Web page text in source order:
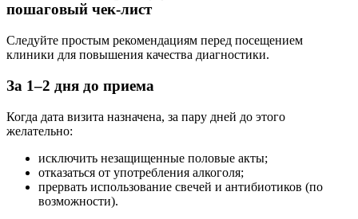
пошаговый чек-лист
Следуйте простым рекомендациям перед посещением
клиники для повышения качества диагностики.
За 1–2 дня до приема
Когда дата визита назначена, за пару дней до этого
желательно:
исключить незащищенные половые акты;
отказаться от употребления алкоголя;
прервать использование свечей и антибиотиков (по
возможности).